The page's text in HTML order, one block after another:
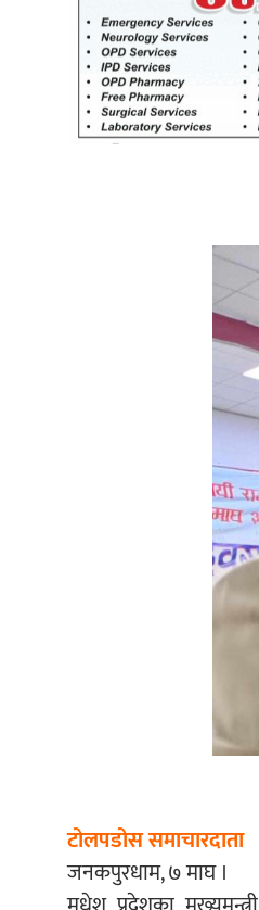
खेतीकिसानी
टोलपडोस समाचारदाता
जनकपुरधाम, ७ माघ ।